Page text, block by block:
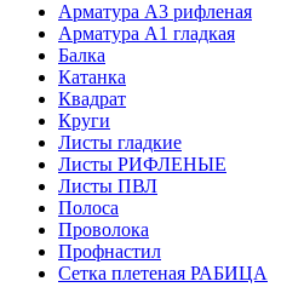
Арматура А3 рифленая
Арматура А1 гладкая
Балка
Катанка
Квадрат
Круги
Листы гладкие
Листы РИФЛЕНЫЕ
Листы ПВЛ
Полоса
Проволока
Профнастил
Сетка плетеная РАБИЦА